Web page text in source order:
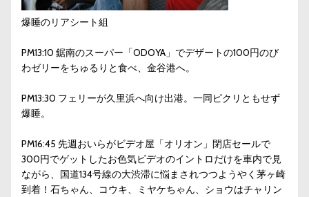
爆睡のリアシート組
PM13:10 鋸南のスーパー「ODOYA」でデザートの100円のび
わゼリーをちゅるりと食べ、金谷港へ。
PM13:30 フェリーが久里浜へ向け出港。一同ピクリともせず
爆睡。
PM16:45 先週おいらがビデオ屋「オリオン」閉店セールで
300円でゲットしたお色気ビデオのイントロだけを車内で見
ながら、国道134号線の大渋滞に悩まされつつようやく茅ヶ崎
到着！石ちゃん、コウキ、ミヤケちゃん、ショウはチャリン